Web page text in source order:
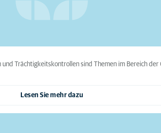
Trächtigkeitskontrollen sind Themen im Bereich der
Lesen Sie mehr dazu